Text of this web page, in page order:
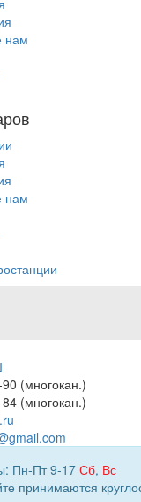
нам
нам
(многокан.)
(многокан.)
Пн-Пт 9-17 Сб, Вс
принимаются